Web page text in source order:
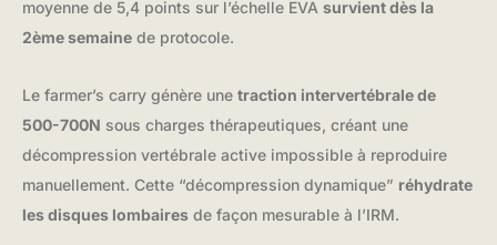
moyenne de 5,4 points sur l’échelle EVA survient dès la
2ème semaine de protocole.
Le farmer’s carry génère une traction intervertébrale de
500-700N sous charges thérapeutiques, créant une
décompression vertébrale active impossible à reproduire
manuellement. Cette “décompression dynamique” réhydrate
les disques lombaires de façon mesurable à l’IRM.